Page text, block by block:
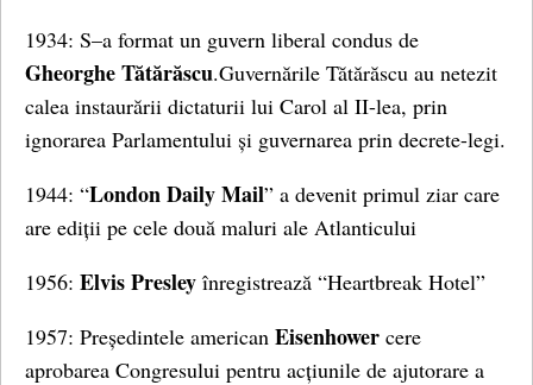
1934: S–a format un guvern liberal condus de
Gheorghe Tătărăscu.Guvernările Tătărăscu au netezit
calea instaurării dictaturii lui Carol al II-lea, prin
ignorarea Parlamentului și guvernarea prin decrete-legi.
1944: “London Daily Mail” a devenit primul ziar care
are ediții pe cele două maluri ale Atlanticului
1956: Elvis Presley înregistrează “Heartbreak Hotel”
1957: Președintele american Eisenhower cere
aprobarea Congresului pentru acțiunile de ajutorare a